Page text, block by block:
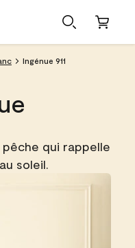
Ingénue 911
qui rappelle
soleil.